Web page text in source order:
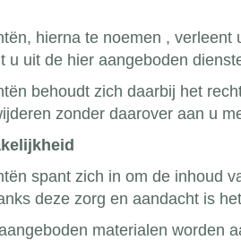
hierna te noemen ,
u uit de hier aangeboden
behoudt zich daarbij het
zonder daarover aan u
spant zich in om de inhoud
deze zorg en aandacht is
materialen worden